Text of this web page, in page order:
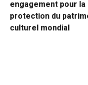
engagement pour la
protection du
culturel mondial